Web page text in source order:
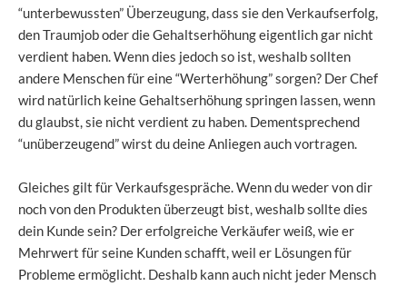
“unterbewussten” Überzeugung, dass sie den Verkaufserfolg,
den Traumjob oder die Gehaltserhöhung eigentlich gar nicht
verdient haben. Wenn dies jedoch so ist, weshalb sollten
andere Menschen für eine “Werterhöhung” sorgen? Der Chef
wird natürlich keine Gehaltserhöhung springen lassen, wenn
du glaubst, sie nicht verdient zu haben. Dementsprechend
“unüberzeugend” wirst du deine Anliegen auch vortragen.
Gleiches gilt für Verkaufsgespräche. Wenn du weder von dir
noch von den Produkten überzeugt bist, weshalb sollte dies
dein Kunde sein? Der erfolgreiche Verkäufer weiß, wie er
Mehrwert für seine Kunden schafft, weil er Lösungen für
Probleme ermöglicht. Deshalb kann auch nicht jeder Mensch